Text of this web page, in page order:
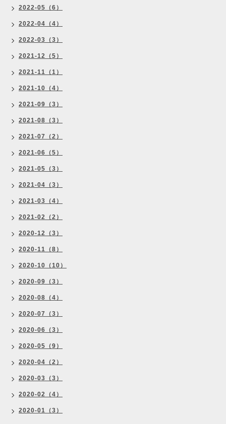
2022-05（6）
2022-04（4）
2022-03（3）
2021-12（5）
2021-11（1）
2021-10（4）
2021-09（3）
2021-08（3）
2021-07（2）
2021-06（5）
2021-05（3）
2021-04（3）
2021-03（4）
2021-02（2）
2020-12（3）
2020-11（8）
2020-10（10）
2020-09（3）
2020-08（4）
2020-07（3）
2020-06（3）
2020-05（9）
2020-04（2）
2020-03（3）
2020-02（4）
2020-01（3）